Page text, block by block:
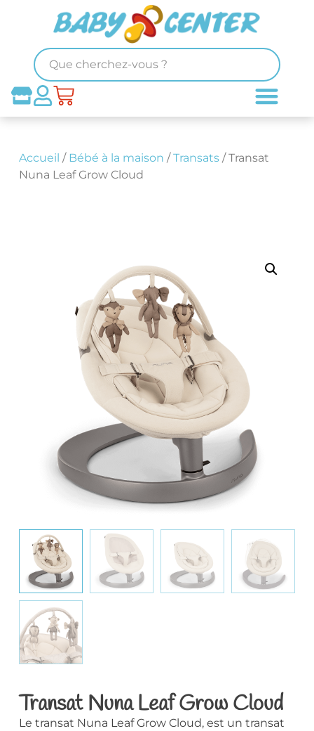
Accueil / Bébé à la maison /Transats/ Transat
Nuna Leaf Grow Cloud
Transat Nuna Leaf Grow Cloud
Le transat Nuna Leaf Grow Cloud, est un transat